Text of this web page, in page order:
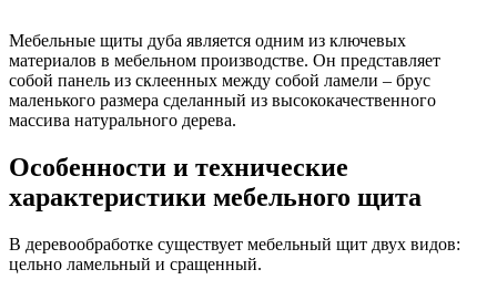
Мебельные щиты дуба является одним из ключевых
материалов в мебельном производстве. Он представляет
собой панель из склеенных между собой ламели – брус
маленького размера сделанный из высококачественного
массива натурального дерева.
Особенности и технические
характеристики мебельного щита
В деревообработке существует мебельный щит двух видов:
цельно ламельный и сращенный.